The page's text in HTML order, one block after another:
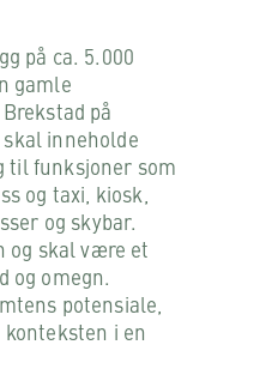
på ca. 5.000
gamle
på
inneholde
til funksjoner som
og taxi, kiosk,
og skybar.
og skal være et
og omegn.
potensiale,
i en